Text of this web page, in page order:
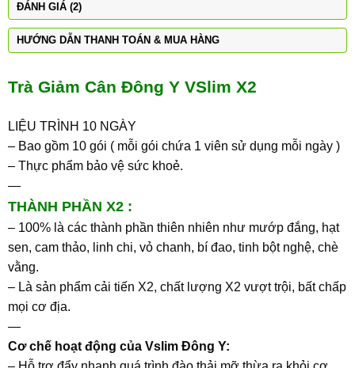
ĐÁNH GIÁ (2)
HƯỚNG DẪN THANH TOÁN & MUA HÀNG
Trà Giảm Cân Đông Y VSlim X2
LIỆU TRÌNH 10 NGÀY
– Bao gồm 10 gói ( mỗi gói chứa 1 viên sử dụng mỗi ngày )
– Thực phẩm bảo vệ sức khoẻ.
—
THÀNH PHẦN X2 :
– 100% là các thành phần thiên nhiên như mướp đắng, hạt
sen, cam thảo, linh chi, vỏ chanh, bí đao, tinh bột nghệ, chè
vằng.
– Là sản phẩm cải tiến X2, chất lượng X2 vượt trội, bất chấp
mọi cơ địa.
—
Cơ chế hoạt động của Vslim Đông Y: